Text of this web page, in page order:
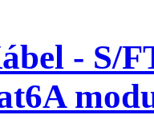
- S/